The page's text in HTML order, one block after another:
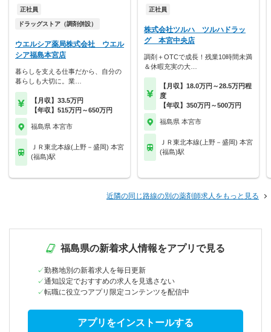
正社員
ドラッグストア（調剤併設）
ウエルシア薬局株式会社 ウエル
シア福島本宮店
暮らしを支える仕事だから、自分の
暮らしも大切に。業…
【月収】33.5万円
【年収】515万円～650万円
福島県 本宮市
ＪＲ東北本線(上野－盛岡) 本宮
(福島)駅
正社員
株式会社ツルハ ツルハドラッ
グ 本宮中央店
調剤＋OTCで成長！残業10時間未満
＆休暇充実の大…
【月収】18.0万円～28.5万円程
度
【年収】350万円～500万円
福島県 本宮市
ＪＲ東北本線(上野－盛岡) 本宮
(福島)駅
近隣の同じ路線の別の薬剤師求人をもっと見る
福島県の新着求人情報をアプリで見る
勤務地別の新着求人を毎日更新
通知設定でおすすめの求人を見逃さない
転職に役立つアプリ限定コンテンツを配信中
アプリをインストールする